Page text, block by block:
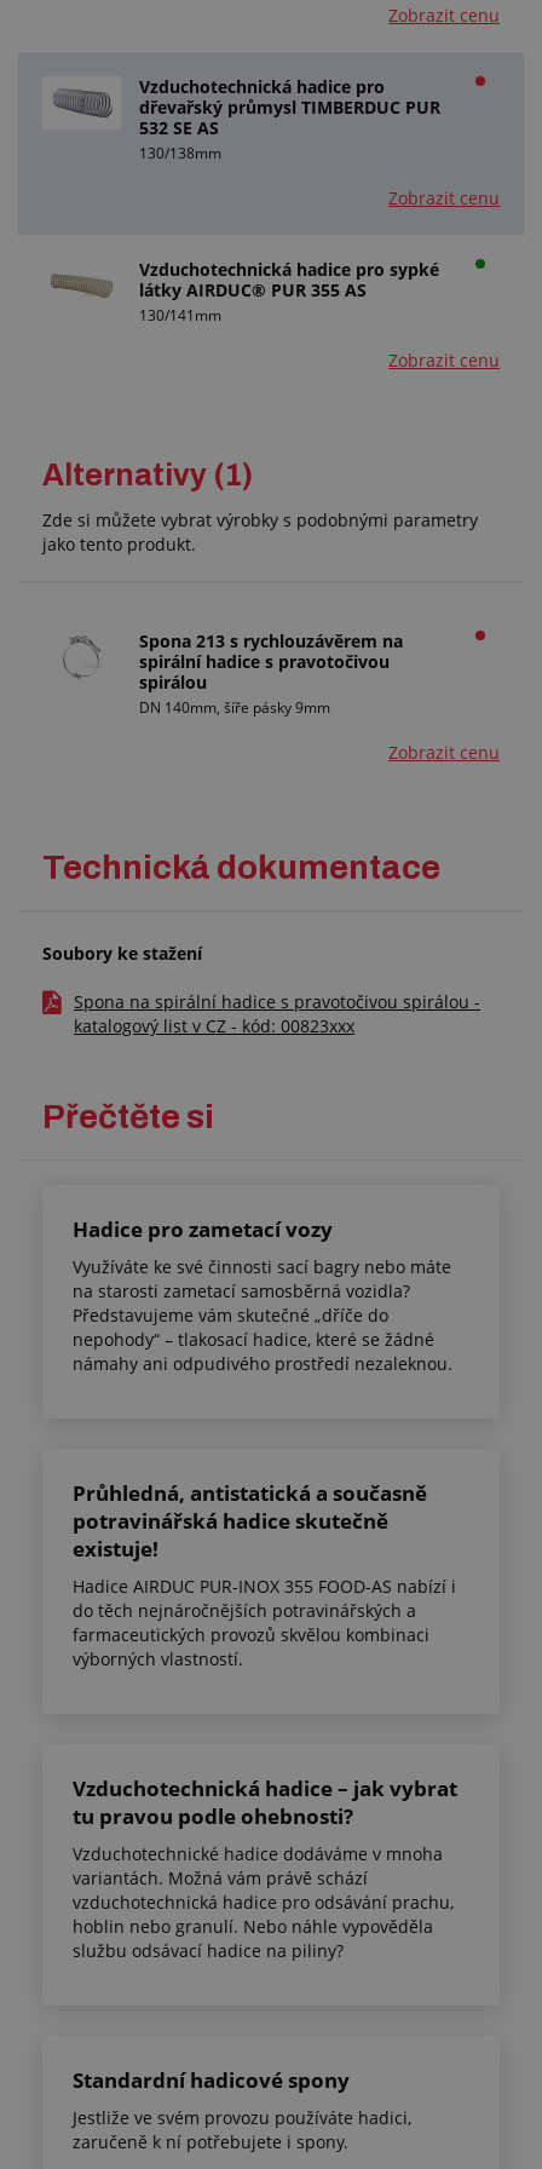
Zobrazit cenu
Vzduchotechnická hadice pro
dřevařský průmysl TIMBERDUC PUR
532 SE AS
130/138mm
Zobrazit cenu
Vzduchotechnická hadice pro sypké
látky AIRDUC® PUR 355 AS
130/141mm
Zobrazit cenu
Alternativy (1)
Zde si můžete vybrat výrobky s podobnými parametry
jako tento produkt.
Spona 213 s rychlouzávěrem na
spirální hadice s pravotočivou
spirálou
DN 140mm, šíře pásky 9mm
Zobrazit cenu
Technická dokumentace
Soubory ke stažení
Spona na spirální hadice s pravotočivou spirálou -
katalogový list v CZ - kód: 00823xxx
Přečtěte si
Hadice pro zametací vozy
Využíváte ke své činnosti sací bagry nebo máte
na starosti zametací samosběrná vozidla?
Představujeme vám skutečné „dříče do
nepohody“ – tlakosací hadice, které se žádné
námahy ani odpudivého prostředí nezaleknou.
Průhledná, antistatická a současně
potravinářská hadice skutečně
existuje!
Hadice AIRDUC PUR-INOX 355 FOOD-AS nabízí i
do těch nejnáročnějších potravinářských a
farmaceutických provozů skvělou kombinaci
výborných vlastností.
Vzduchotechnická hadice – jak vybrat
tu pravou podle ohebnosti?
Vzduchotechnické hadice dodáváme v mnoha
variantách. Možná vám právě schází
vzduchotechnická hadice pro odsávání prachu,
hoblin nebo granulí. Nebo náhle vypověděla
službu odsávací hadice na piliny?
Standardní hadicové spony
Jestliže ve svém provozu používáte hadici,
zaručeně k ní potřebujete i spony.